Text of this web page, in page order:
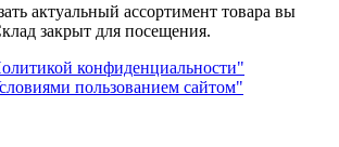
актуальный ассортимент товара вы
закрыт для посещения.
конфиденциальности"
пользованием сайтом"